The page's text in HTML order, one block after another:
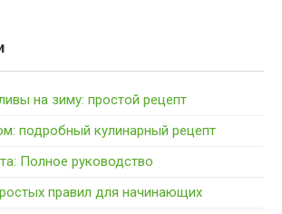
на зиму: простой рецепт
подробный кулинарный рецепт
Полное руководство
правил для начинающих